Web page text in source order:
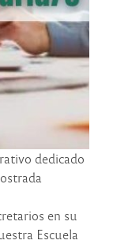
dedicado
en su
Escuela